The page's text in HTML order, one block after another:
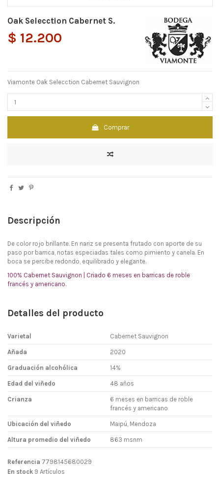
Oak Selecction Cabernet S.
$ 12.200
Viamonte Oak Selecction Cabernet Sauvignon
Comprar
Descripción
De color rojo brillante. En nariz se presenta frutado con aporte de su
paso por barrica, notas especiadas tales como pimiento y canela. En
boca se percibe redondo, equilibrado y elegante.
100% Cabernet Sauvignon | Criado 6 meses en barricas de roble
francés y americano.
Detalles del producto
Varietal Cabernet Sauvignon
Añada 2020
Graduación alcohólica 14%
Edad del viñedo 48 años
Crianza
6 meses en barricas de roble
francés y americano
Ubicación del viñedo Maipú, Mendoza
Altura promedio del viñedo 863 msnm
Referencia 7798145680029
En stock 9 Artículos